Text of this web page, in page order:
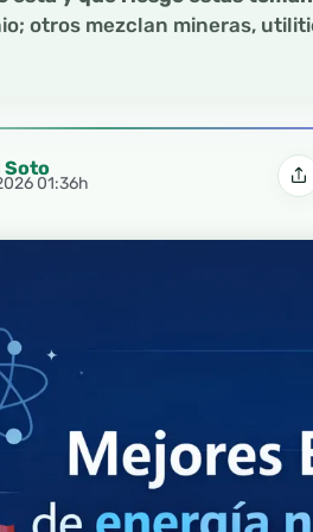
otros mezclan mineras,
Soto
01:36h